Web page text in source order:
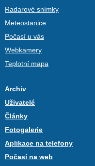
Radarové snímky
Meteostanice
Počasí u vás
Webkamery
Teplotní mapa
Archiv
Uživatelé
Články
Fotogalerie
Aplikace na telefony
Počasí na web